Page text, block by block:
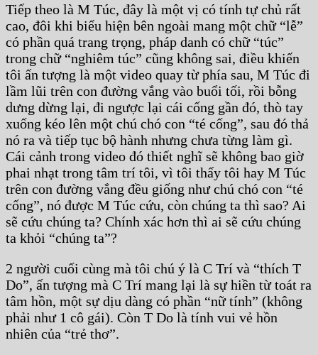
Tiếp theo là M Túc, đây là một vị có tính tự chủ rất
cao, đôi khi biểu hiện bên ngoài mang một chữ “lễ”
có phần quá trang trọng, pháp danh có chữ “túc”
trong chữ “nghiêm túc” cũng không sai, điều khiến
tôi ấn tượng là một video quay từ phía sau, M Túc đi
lầm lũi trên con đường vắng vào buổi tối, rồi bỗng
dưng dừng lại, đi ngược lại cái cống gần đó, thò tay
xuống kéo lên một chú chó con “té cống”, sau đó thả
nó ra và tiếp tục bộ hành nhưng chưa từng làm gì.
Cái cảnh trong video đó thiết nghĩ sẽ không bao giờ
phai nhạt trong tâm trí tôi, vì tôi thấy tôi hay M Túc
trên con đường vắng đều giống như chú chó con “té
cống”, nó được M Túc cứu, còn chúng ta thì sao? Ai
sẽ cứu chúng ta? Chính xác hơn thì ai sẽ cứu chúng
ta khỏi “chúng ta”?
2 người cuối cùng mà tôi chú ý là C Trí và “thích T
Do”, ấn tượng mà C Trí mang lại là sự hiền từ toát ra
tâm hồn, một sự dịu dàng có phần “nữ tính” (không
phải như 1 cô gái). Còn T Do là tính vui vẻ hồn
nhiên của “trẻ thơ”.